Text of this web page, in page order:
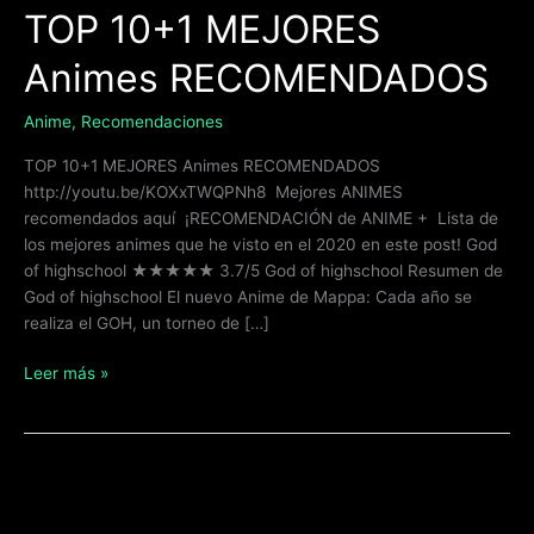
TOP 10+1 MEJORES
Animes RECOMENDADOS
Anime, Recomendaciones
TOP 10+1 MEJORES Animes RECOMENDADOS
http://youtu.be/KOXxTWQPNh8 Mejores ANIMES
recomendados aquí ¡RECOMENDACIÓN de ANIME + Lista de
los mejores animes que he visto en el 2020 en este post! God
of highschool ★★★★★ 3.7/5 God of highschool Resumen de
God of highschool El nuevo Anime de Mappa: Cada año se
realiza el GOH, un torneo de […]
Leer más »